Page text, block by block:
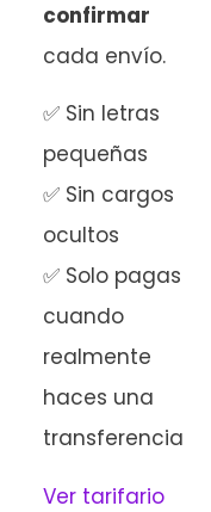
confirmar
cada envío.
✅ Sin letras
pequeñas
✅ Sin cargos
ocultos
✅ Solo pagas
cuando
realmente
haces una
transferencia
Ver tarifario